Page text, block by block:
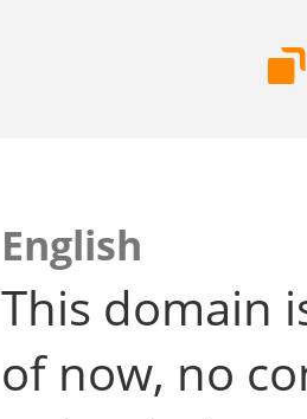
English
This domain
of now, no